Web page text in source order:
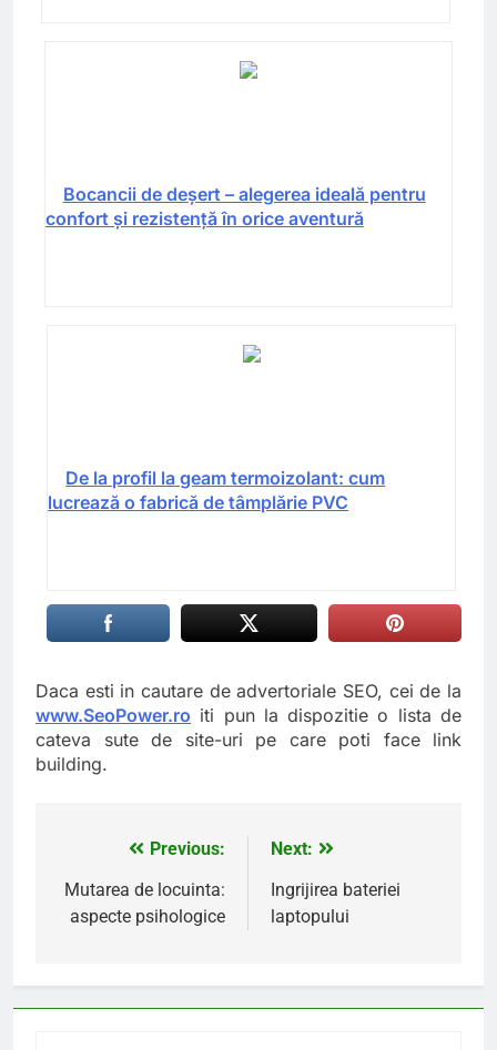
Bocancii de deșert – alegerea ideală pentru
confort și rezistență în orice aventură
De la profil la geam termoizolant: cum
lucrează o fabrică de tâmplărie PVC
Daca esti in cautare de advertoriale SEO, cei de la
www.SeoPower.ro iti pun la dispozitie o lista de
cateva sute de site-uri pe care poti face link
building.
Navigare
în
articole
Previous:
Mutarea de locuinta:
aspecte psihologice
Next:
Ingrijirea bateriei
laptopului